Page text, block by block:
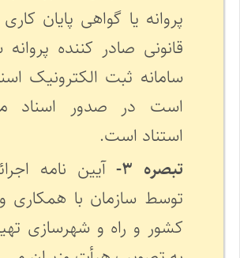
پروانه یا گواهی پایان
قانونی صادر کننده
سامانه ثبت الکترونیک
است در صدور اسناد
استناد است.
تبصره ۳-
آیین نامه
توسط سازمان با همکاری
کشور و راه و شهرسازی